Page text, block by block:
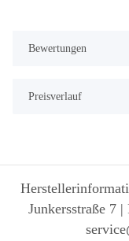
Bewertungen
Preisverlauf
Junkersstraße 7